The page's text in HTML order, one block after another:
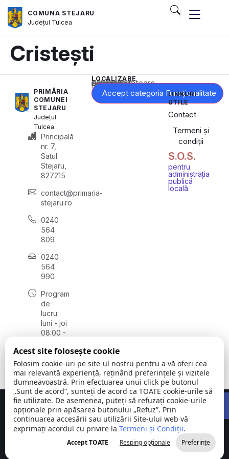
COMUNA STEJARU
Județul Tulcea
Cristești
PRIMĂRIA
COMUNEI
STEJARU
Județul
Tulcea
Principală
nr. 7,
Satul
Stejaru,
827215
contact@primaria-
stejaru.ro
0240
564
809
0240
564
990
Program
de
lucru:
luni - joi
08:00 -
vineri
08:00 -
14:00
LOCALIZARE
Acest conținut este blocat până când acceptați categoria corespunzătoare de cookie-uri.
Accept categoria Funcționalitate
LINKURI
UTILE
Contact
Termeni și
condiții
S.O.S.
pentru
administrația
publică
locală
Comuna
Stejaru |
județul Tulcea
©
2026
Toate
drepturile
rezervate
Concept realizat deBig Media Relații Publice SRL
Acest site folosește cookie
Folosim cookie-uri pe site-ul nostru pentru a vă oferi cea
mai relevantă experiență, reținând preferințele și vizitele
dumneavoastră. Prin efectuarea unui click pe butonul
„Sunt de acord”, sunteți de acord ca TOATE cookie-urile să
fie utilizate. De asemenea, puteți să refuzați cookie-urile
opționale prin apăsarea butonului „Refuz”. Prin
continuarea accesării sau utilizării Site-ului web vă
exprimați acordul cu privire la Termeni și Condiții.
Accept TOATE Resping opționale Preferințe